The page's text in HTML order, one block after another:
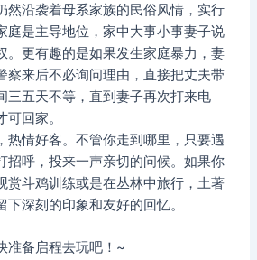
沿袭着母系家族的民俗风情，实行
庭是主导地位，家中大事小事妻子说
。更有趣的是如果发生家庭暴力，妻
察来后不必询问理由，直接把丈夫带
三五天不等，直到妻子再次打来电
回家。
情好客。不管你走到哪里，只要遇
招呼，投来一声亲切的问候。如果你
赏斗鸡训练或是在丛林中旅行，土著
下深刻的印象和友好的回忆。
准备启程去玩吧！~